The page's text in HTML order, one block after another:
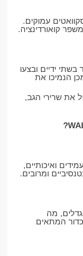
עמוקים.
קואורדינציה.
ידיים ובצעו
הנמיכו את
את שרירי הגב,
ואיכותיים,
ומרובים.
מה
המתאים